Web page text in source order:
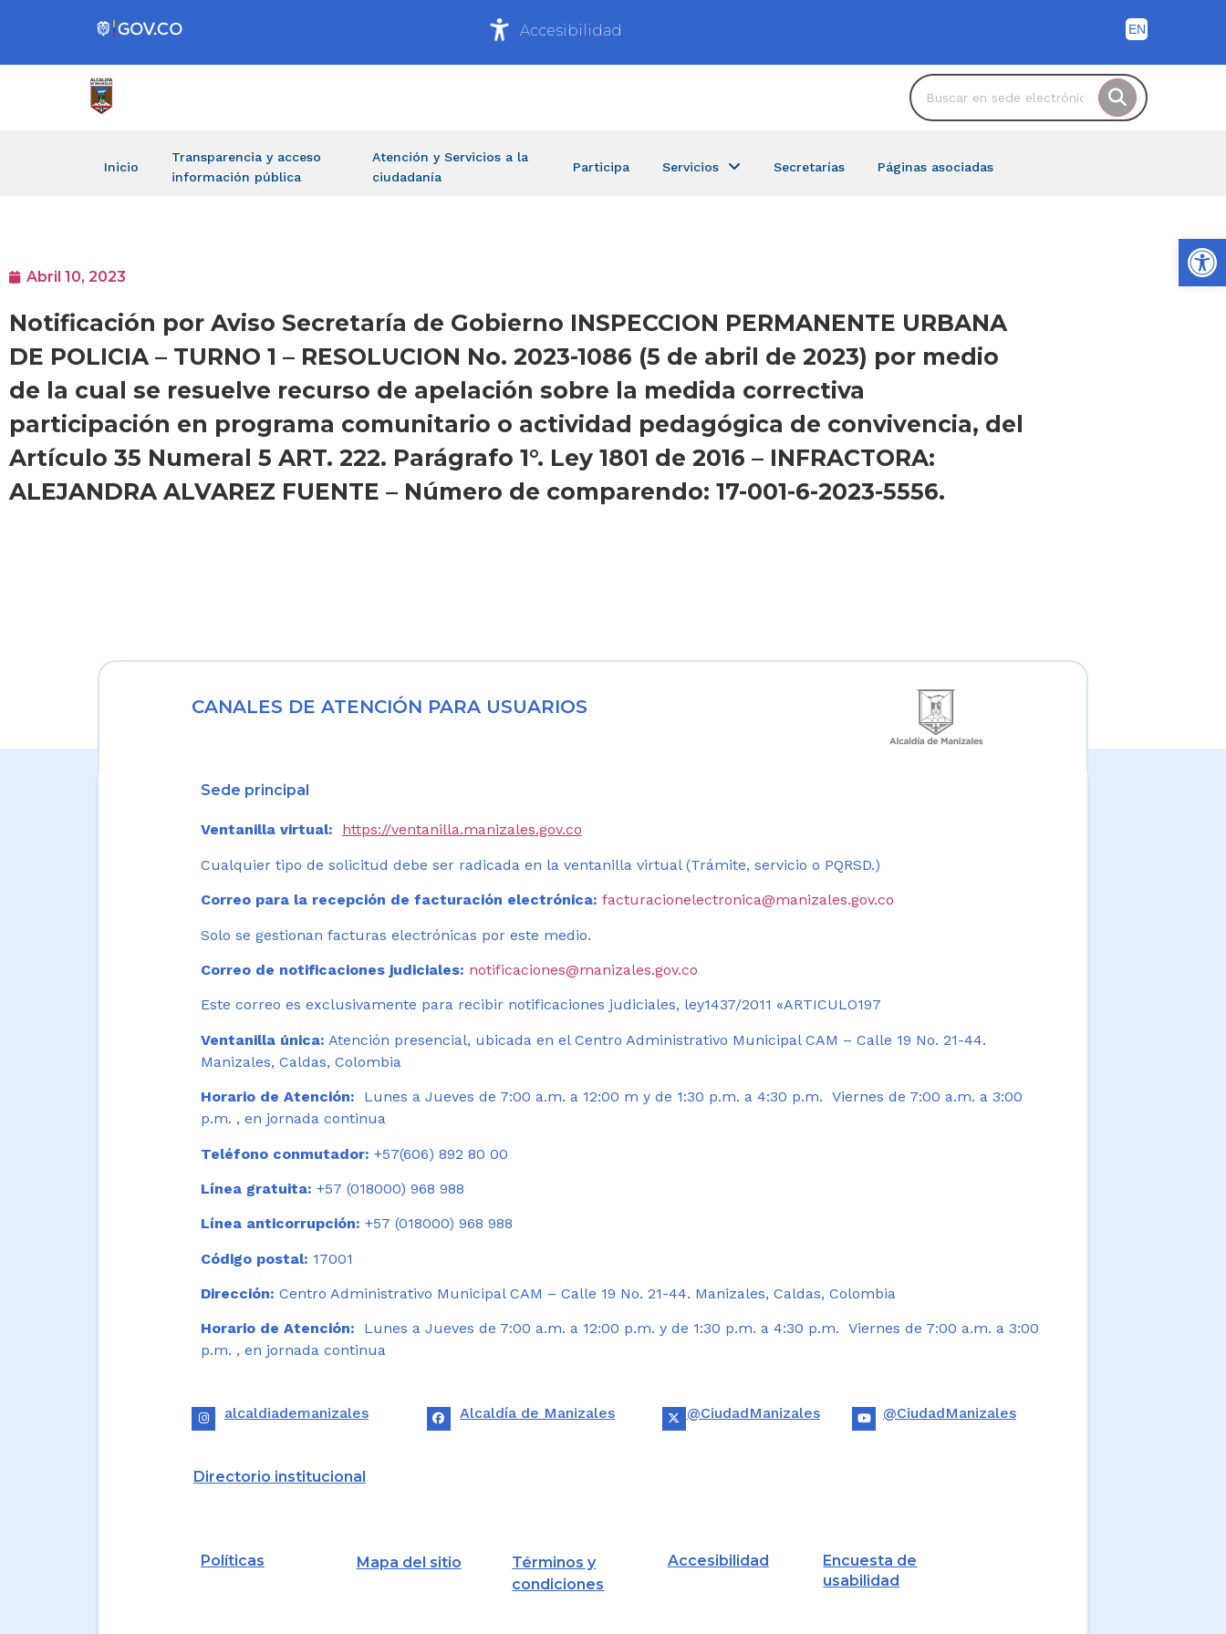
Accesibilidad
Inicio
Transparencia y acceso
información pública
Atención y Servicios a la
ciudadanía
Participa Servicios Secretarías Páginas asociadas
Abril 10, 2023
Notificación por Aviso Secretaría de Gobierno INSPECCION PERMANENTE URBANA
DE POLICIA – TURNO 1 – RESOLUCION No. 2023-1086 (5 de abril de 2023) por medio
de la cual se resuelve recurso de apelación sobre la medida correctiva
participación en programa comunitario o actividad pedagógica de convivencia, del
Artículo 35 Numeral 5 ART. 222. Parágrafo 1°. Ley 1801 de 2016 – INFRACTORA:
ALEJANDRA ALVAREZ FUENTE – Número de comparendo: 17-001-6-2023-5556.
CANALES DE ATENCIÓN PARA USUARIOS
Sede principal
Ventanilla virtual: https://ventanilla.manizales.gov.co
Cualquier tipo de solicitud debe ser radicada en la ventanilla virtual (Trámite, servicio o PQRSD.)
Correo para la recepción de facturación electrónica: facturacionelectronica@manizales.gov.co
Solo se gestionan facturas electrónicas por este medio.
Correo de notificaciones judiciales: notificaciones@manizales.gov.co
Este correo es exclusivamente para recibir notificaciones judiciales, ley1437/2011 «ARTICULO197
Ventanilla única: Atención presencial, ubicada en el Centro Administrativo Municipal CAM – Calle 19 No. 21-44.
Manizales, Caldas, Colombia
Horario de Atención:
Lunes a Jueves de 7:00 a.m. a 12:00 m y de 1:30 p.m. a 4:30 p.m. Viernes de 7:00 a.m. a 3:00
p.m. , en jornada continua
Teléfono conmutador: +57(606) 892 80 00
Línea gratuita: +57 (018000) 968 988
Línea anticorrupción: +57 (018000) 968 988
Código postal: 17001
Dirección: Centro Administrativo Municipal CAM – Calle 19 No. 21-44. Manizales, Caldas, Colombia
Horario de Atención: Lunes a Jueves de 7:00 a.m. a 12:00 p.m. y de 1:30 p.m. a 4:30 p.m. Viernes de 7:00 a.m. a 3:00
p.m. , en jornada continua
alcaldiademanizales Alcaldía de Manizales @CiudadManizales @CiudadManizales
Directorio institucional
Políticas Mapa del sitio
Términos y
condiciones
Accesibilidad
Encuesta de
usabilidad